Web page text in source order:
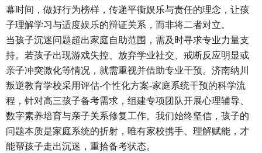
幕时间，做好行为榜样，传递平衡娱乐与责任的理念，让孩
子理解学习与适度娱乐的辩证关系，而非将二者对立。
当孩子沉迷问题超出家庭自助范围，需及时寻求专业力量支
持。若孩子出现游戏失控、放弃学业社交、戒断反应明显或
亲子冲突激化等情况，就需重视并借助专业干预。济南纳川
叛逆教育学校采用评估-个性化方案-家庭系统干预的科学流
程，针对高三孩子备考需求，组建专项团队开展心理辅导、
数字素养培育与亲子关系修复工作。我们始终坚信，孩子的
问题本质是家庭系统的折射，唯有家校携手、理解赋能，才
能帮孩子走出沉迷，重拾备考状态。